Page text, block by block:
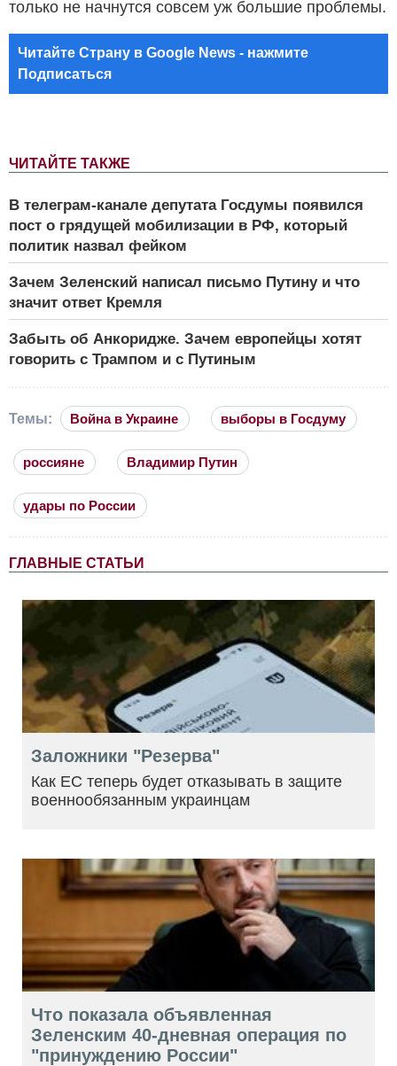
ЧИТАЙТЕ ТАКЖЕ
В телеграм-канале депутата Госдумы появился
пост о грядущей мобилизации в РФ, который
политик назвал фейком
Зачем Зеленский написал письмо Путину и что
значит ответ Кремля
Забыть об Анкоридже. Зачем европейцы хотят
говорить с Трампом и с Путиным
только не начнутся совсем уж большие проблемы.
Читайте Страну в Google News - нажмите
Подписаться
Темы: Война в Украине выборы в Госдуму
россияне Владимир Путин
удары по России
ГЛАВНЫЕ СТАТЬИ
Заложники "Резерва"
Как ЕС теперь будет отказывать в защите
военнообязанным украинцам
Что показала объявленная
Зеленским 40-дневная операция по
"принуждению России"